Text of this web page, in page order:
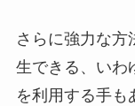
さらに強力な方
生できる、いわ
を利用する手も